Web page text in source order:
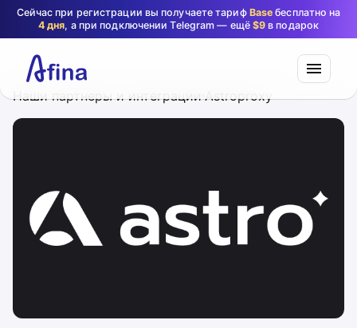
Сейчас при регистрации вы получаете тариф Base бесплатно на
4 дня, а при подключении Telegram — ещё $9 в подарок
Наши партнеры и интеграции Astroproxy